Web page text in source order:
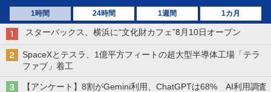
1時間 24時間 1週間 1カ月
スターバックス、横浜に“文化財カフェ”8月10日オープン
SpaceXとテスラ、1億平方フィートの超大型半導体工場「テラ
ファブ」着工
【アンケート】8割がGemini利用、ChatGPTは68% AI利用調査